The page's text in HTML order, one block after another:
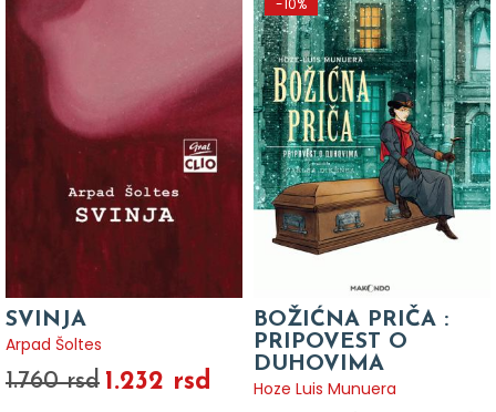
SVINJA
Arpad Šoltes
1.760 rsd 1.232 rsd
BOŽIĆNA PRIČA :
PRIPOVEST O
DUHOVIMA
Hoze Luis Munuera